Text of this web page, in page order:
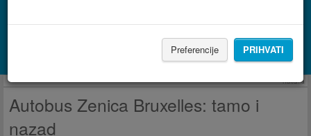
Preferencije PRIHVATI
Potraži smještaj s Booking.com
Reklama
Autobus Zenica Bruxelles: tamo i
nazad